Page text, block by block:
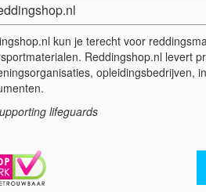
kun je terecht voor
Reddingshop.nl levert
opleidingsbedrijven,
lifeguards